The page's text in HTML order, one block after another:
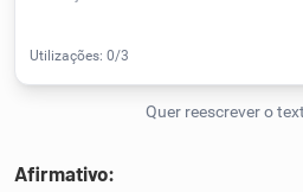
Detector de IA
Humanizador de IA
Afirmativo: